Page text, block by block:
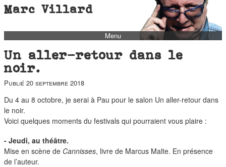
Marc Villard
Menu
barbès
autofiction
Un aller-retour dans le
noir.
Publié 20 septembre 2018
Du 4 au 8 octobre, je serai à Pau pour le salon Un aller-retour dans
le noir.
Voici quelques moments du festivals qui pourraient vous plaire :
- Jeudi, au théâtre.
Mise en scène de Cannisses, livre de Marcus Malte. En présence
de l’auteur.